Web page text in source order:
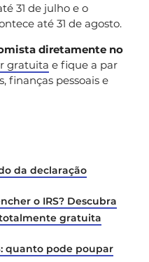
31 de julho e o
até 31 de agosto.
diretamente no
gratuita e fique a par
finanças pessoais e
da declaração
o IRS? Descubra
gratuita
quanto pode poupar